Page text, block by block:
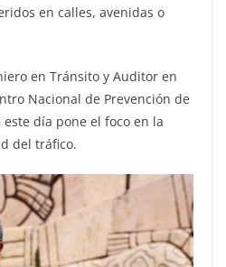
en calles, avenidas o
en Tránsito y Auditor en
Nacional de Prevención de
día pone el foco en la
del tráfico.